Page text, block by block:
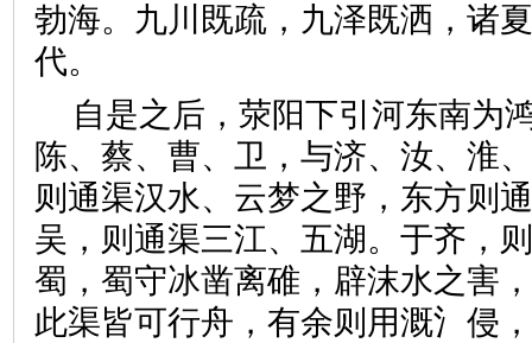
勃海。九川既疏，九泽既洒，诸
代。
自是之后，荥阳下引河东南为
陈、蔡、曹、卫，与济、汝、淮
则通渠汉水、云梦之野，东方则
吴，则通渠三江、五湖。于齐，
蜀，蜀守冰凿离碓，辟沫水之害
此渠皆可行舟，有余则用溉氵侵